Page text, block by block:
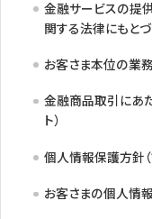
金融サービスの提
関する法律にもと
お客さま本位の業
金融商品取引にあ
ト）
個人情報保護方針（
お客さまの個人情